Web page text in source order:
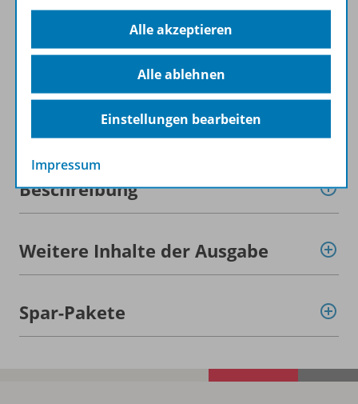
ZU DEN ABO-ANGEBOTEN
Informationen
Beschreibung
Weitere Inhalte der Ausgabe
Spar-Pakete
Alle akzeptieren
Alle ablehnen
Einstellungen bearbeiten
Impressum